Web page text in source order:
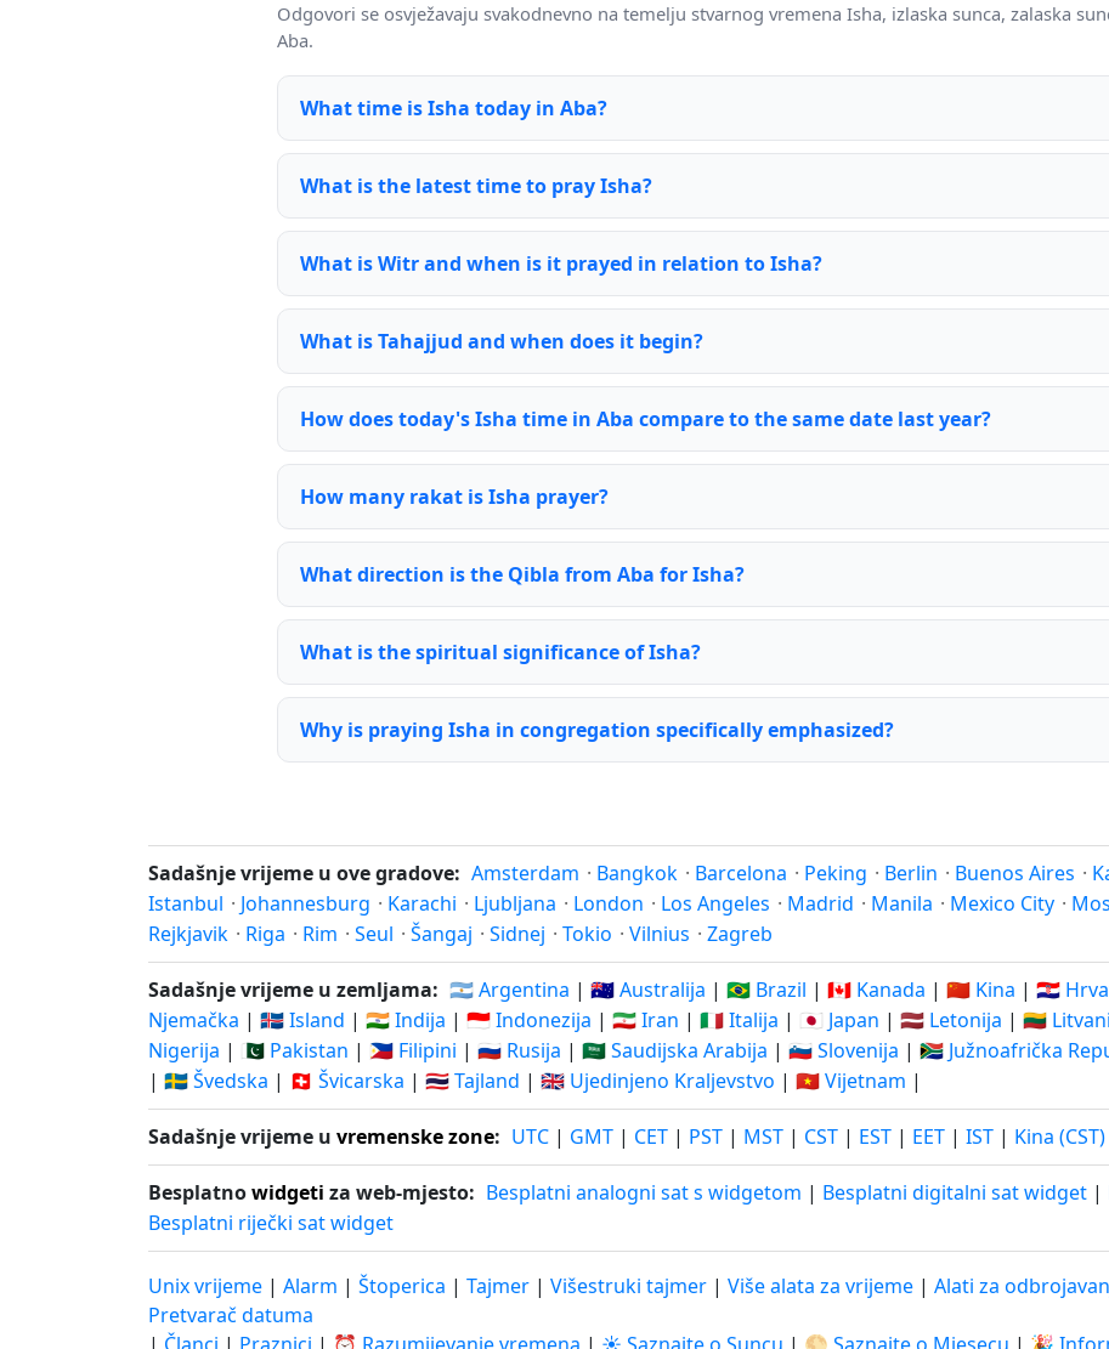
Odgovori se osvježavaju svakodnevno na temelju stvarnog vremena Isha, izlaska sunca, zalaska
Aba.
What time is Isha today in Aba?
What is the latest time to pray Isha?
What is Witr and when is it prayed in relation to Isha?
What is Tahajjud and when does it begin?
How does today's Isha time in Aba compare to the same date last year?
How many rakat is Isha prayer?
What direction is the Qibla from Aba for Isha?
What is the spiritual significance of Isha?
Why is praying Isha in congregation specifically emphasized?
Sadašnje vrijeme u ove gradove: Amsterdam · Bangkok · Barcelona · Peking · Berlin · Buenos Aires ·
Istanbul · Johannesburg · Karachi · Ljubljana · London · Los Angeles · Madrid · Manila · Mexico City ·
Rejkjavik · Riga · Rim · Seul · Šangaj · Sidnej · Tokio · Vilnius · Zagreb
Sadašnje vrijeme u zemljama: 🇦🇷 Argentina | 🇦🇺 Australija | 🇧🇷 Brazil | 🇨🇦 Kanada | 🇨🇳 Kina | 🇭🇷
Njemačka | 🇮🇸 Island | 🇮🇳 Indija | 🇮🇩 Indonezija | 🇮🇷 Iran | 🇮🇹 Italija | 🇯🇵 Japan | 🇱🇻 Letonija | 🇱🇹
Nigerija | 🇵🇰 Pakistan | 🇵🇭 Filipini | 🇷🇺 Rusija | 🇸🇦 Saudijska Arabija | 🇸🇮 Slovenija | 🇿🇦 Južnoafrička
| 🇸🇪 Švedska | 🇨🇭 Švicarska | 🇹🇭 Tajland | 🇬🇧 Ujedinjeno Kraljevstvo | 🇻🇳 Vijetnam |
Sadašnje vrijeme u vremenske zone: UTC | GMT | CET | PST | MST | CST | EST | EET | IST | Kina (CST)
Besplatnowidgeti za web-mjesto: Besplatni analogni sat s widgetom | Besplatni digitalni sat widget |
Besplatni riječki sat widget
Unix vrijeme | Alarm | Štoperica | Tajmer | Višestruki tajmer | Više alata za vrijeme | Alati za
Pretvarač datuma